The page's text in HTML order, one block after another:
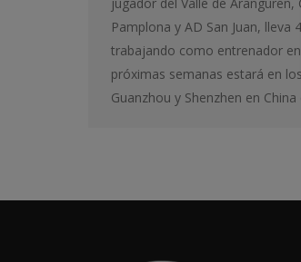
Pamplona y AD San Juan, lleva 4
trabajando como entrenador en
próximas semanas estará en los
Guanzhou y Shenzhen en